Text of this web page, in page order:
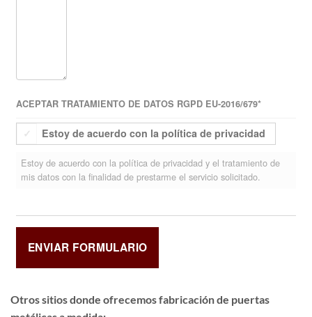
ACEPTAR TRATAMIENTO DE DATOS RGPD EU-2016/679*
Estoy de acuerdo con la política de privacidad
Estoy de acuerdo con la política de privacidad y el tratamiento de
mis datos con la finalidad de prestarme el servicio solicitado.
Otros sitios donde ofrecemosfabricación de puertas